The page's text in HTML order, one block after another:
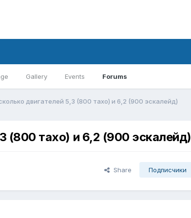
Gallery Events Forums
двигателей 5,3 (800 тахо) и 6,2 (900 эскалейд)
(800 тахо) и 6,2 (900 эскалейд)
Share Подписчики